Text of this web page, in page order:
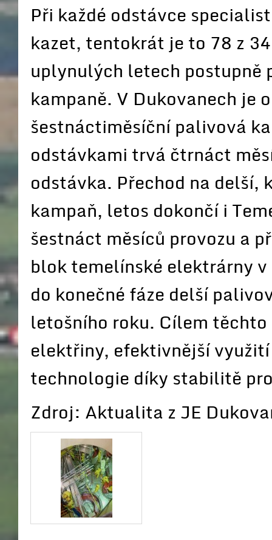
Při každé odstávce
kazet, tentokrát je to 78 z
uplynulých letech postupně
kampaně. V Dukovanech je
šestnáctiměsíční palivová
odstávkami trvá čtrnáct
odstávka. Přechod na
kampaň, letos dokončí i
šestnáct měsíců provozu a
blok temelínské elektrárny
do konečné fáze delší
letošního roku. Cílem
elektřiny, efektivnější
technologie díky stabilitě
Zdroj: Aktualita z JE